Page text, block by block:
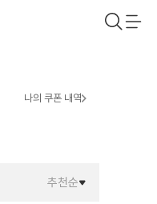
나의 쿠폰 내역
추천순